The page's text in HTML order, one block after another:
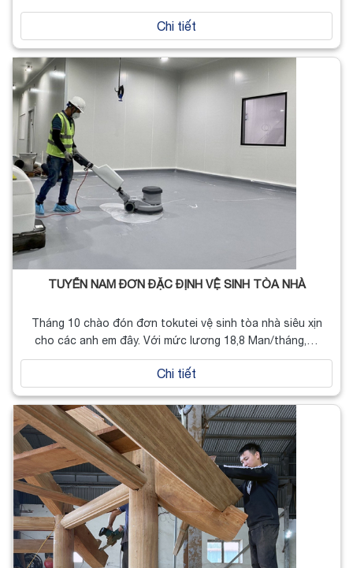
Chi tiết
TUYỂN NAM ĐƠN ĐẶC ĐỊNH VỆ SINH TÒA NHÀ
Tháng 10 chào đón đơn tokutei vệ sinh tòa nhà siêu xịn
cho các anh em đây. Với mức lương 18,8 Man/tháng,…
Chi tiết